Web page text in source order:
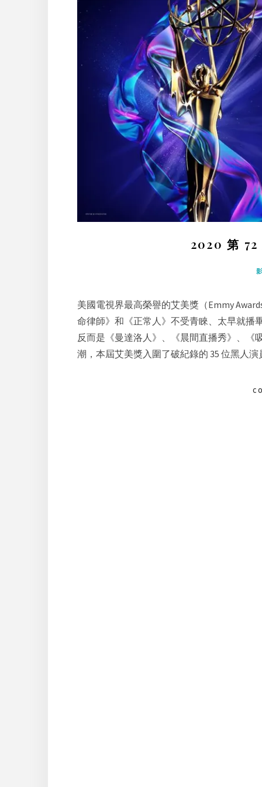
2020 第 72
美國電視界最高榮譽的艾美獎（Emmy
命律師》和《正常人》不受青睞、太早就播
反而是《曼達洛人》、《晨間直播秀》、《
潮，本屆艾美獎入圍了破紀錄的 35 位黑人